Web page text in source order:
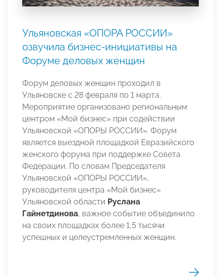
Ульяновская «ОПОРА РОССИИ»
озвучила бизнес-инициативы на
Форуме деловых женщин
Форум деловых женщин проходил в
Ульяновске с 28 февраля по 1 марта.
Мероприятие организовано региональным
центром «Мой бизнес» при содействии
Ульяновской «ОПОРЫ РОССИИ». Форум
является выездной площадкой Евразийского
женского форума при поддержке Совета
Федерации. По словам Председателя
Ульяновской «ОПОРЫ РОССИИ»,
руководителя центра «Мой бизнес»
Ульяновской области Руслана
Гайнетдинова, важное событие объединило
на своих площадках более 1,5 тысячи
успешных и целеустремленных женщин.